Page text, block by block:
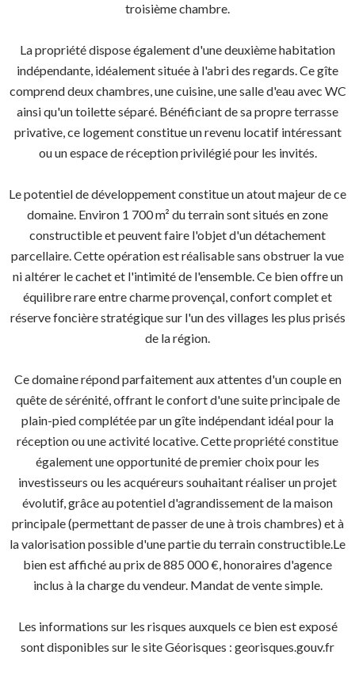
troisième chambre.
La propriété dispose également d'une deuxième habitation
indépendante, idéalement située à l'abri des regards. Ce gîte
comprend deux chambres, une cuisine, une salle d'eau avec WC
ainsi qu'un toilette séparé. Bénéficiant de sa propre terrasse
privative, ce logement constitue un revenu locatif intéressant
ou un espace de réception privilégié pour les invités.
Le potentiel de développement constitue un atout majeur de ce
domaine. Environ 1 700 m² du terrain sont situés en zone
constructible et peuvent faire l'objet d'un détachement
parcellaire. Cette opération est réalisable sans obstruer la vue
ni altérer le cachet et l'intimité de l'ensemble. Ce bien offre un
équilibre rare entre charme provençal, confort complet et
réserve foncière stratégique sur l'un des villages les plus prisés
de la région.
Ce domaine répond parfaitement aux attentes d'un couple en
quête de sérénité, offrant le confort d'une suite principale de
plain-pied complétée par un gîte indépendant idéal pour la
réception ou une activité locative. Cette propriété constitue
également une opportunité de premier choix pour les
investisseurs ou les acquéreurs souhaitant réaliser un projet
évolutif, grâce au potentiel d'agrandissement de la maison
principale (permettant de passer de une à trois chambres) et à
la valorisation possible d'une partie du terrain constructible.Le
bien est affiché au prix de 885 000 €, honoraires d'agence
inclus à la charge du vendeur. Mandat de vente simple.
Les informations sur les risques auxquels ce bien est exposé
sont disponibles sur le site Géorisques : georisques.gouv.fr